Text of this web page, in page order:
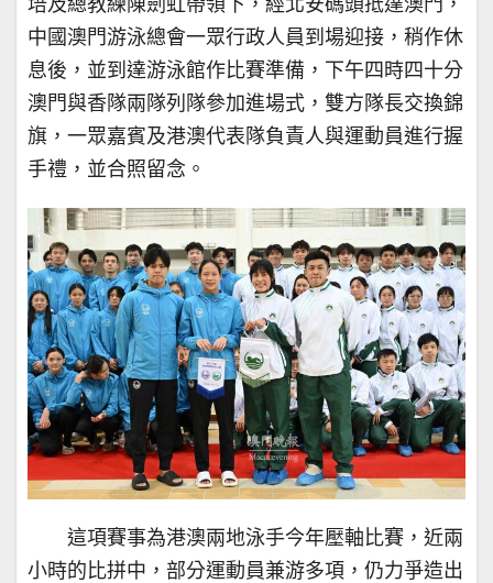
中國澳門游泳總會一眾行政人員到場迎接，稍作休
息後，並到達游泳館作比賽準備，下午四時四十分
澳門與香隊兩隊列隊參加進場式，雙方隊長交換錦
旗，一眾嘉賓及港澳代表隊負責人與運動員進行握
手禮，並合照留念。
這項賽事為港澳兩地泳手今年壓軸比賽，近兩
小時的比拼中，部分運動員兼游多項，仍力爭造出